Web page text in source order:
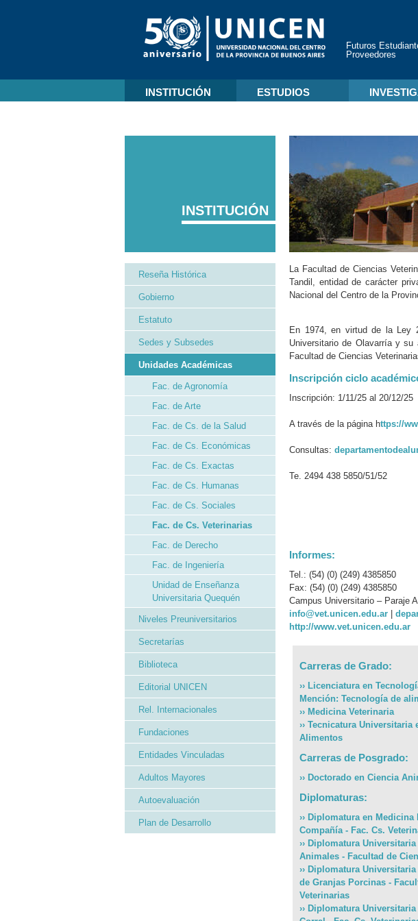
Futuros
Proveedores
INSTITUCIÓN ESTUDIOS
La Facultad de Ciencias
Tandil, entidad de carácter
Nacional del Centro de la
En 1974, en virtud de la Ley
Universitario de Olavarría y su
Facultad de Ciencias
Inscripción ciclo
Inscripción: 1/11/25 al 20/12/25
A través de la página https://
Consultas:
Te. 2494 438 5850/51/52
Informes:
Tel.: (54) (0) (249) 4385850
Fax: (54) (0) (249) 4385850
Campus Universitario – Paraje
info@vet.unicen.edu.ar
http://www.vet.unicen.edu.ar
Carreras de Grado:
›› Licenciatura en
Mención: Tecnología de
›› Medicina Veterinaria
›› Tecnicatura
Alimentos
Carreras de Posgrado:
›› Doctorado en Ciencia
Diplomaturas:
›› Diplomatura en
Compañía - Fac. Cs.
›› Diplomatura
Animales - Facultad de
›› Diplomatura
de Granjas Porcinas -
Veterinarias
›› Diplomatura
INSTITUCIÓN
Reseña Histórica
Gobierno
Estatuto
Sedes y Subsedes
Unidades Académicas
Fac. de Agronomía
Fac. de Arte
Fac. de Cs. de la Salud
Fac. de Cs. Económicas
Fac. de Cs. Exactas
Fac. de Cs. Humanas
Fac. de Cs. Sociales
Fac. de Cs. Veterinarias
Fac. de Derecho
Fac. de Ingeniería
Unidad de Enseñanza
Universitaria Quequén
Niveles Preuniversitarios
Secretarías
Biblioteca
Editorial UNICEN
Rel. Internacionales
Fundaciones
Entidades Vinculadas
Adultos Mayores
Autoevaluación
Plan de Desarrollo